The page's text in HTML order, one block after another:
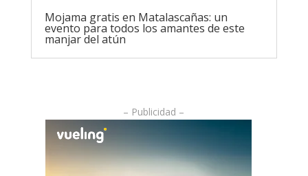
Mojama gratis en Matalascañas: un
evento para todos los amantes de este
manjar del atún
– Publicidad –